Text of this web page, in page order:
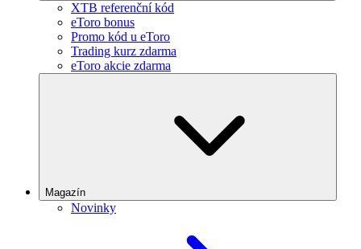
XTB referenční kód
eToro bonus
Promo kód u eToro
Trading kurz zdarma
eToro akcie zdarma
Magazín
Novinky